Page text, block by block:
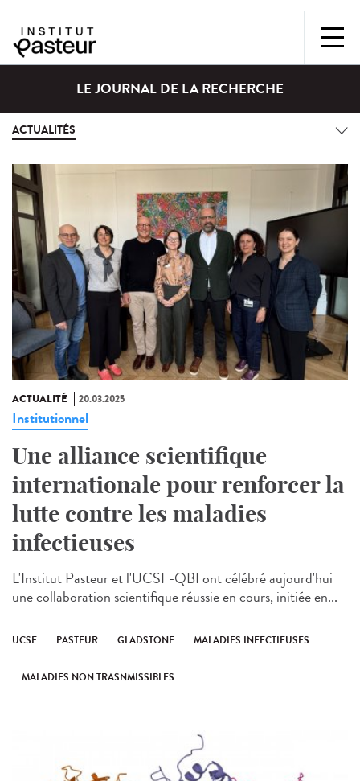
LE JOURNAL DE LA RECHERCHE
ACTUALITÉS
ACTUALITÉ 20.03.2025
Institutionnel
Une alliance scientifique
internationale pour renforcer la
lutte contre les maladies
infectieuses
L'Institut Pasteur et l'UCSF-QBI ont célébré aujourd'hui
une collaboration scientifique réussie en cours, initiée en...
UCSF PASTEUR GLADSTONE MALADIES INFECTIEUSES
MALADIES NON TRASNMISSIBLES